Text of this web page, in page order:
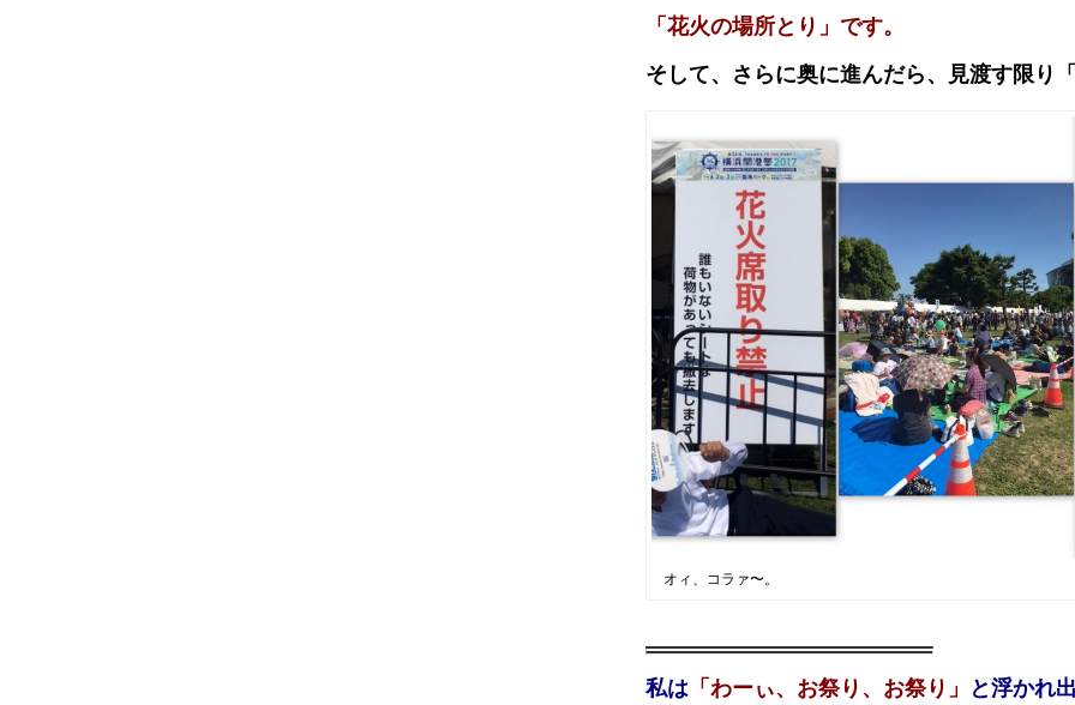
「花火の場所とり」です。
そして、さらに奥に進んだら、見渡す限り
オィ、コラァ〜。
私は 「わーぃ、お祭り、お祭り」 と浮かれ